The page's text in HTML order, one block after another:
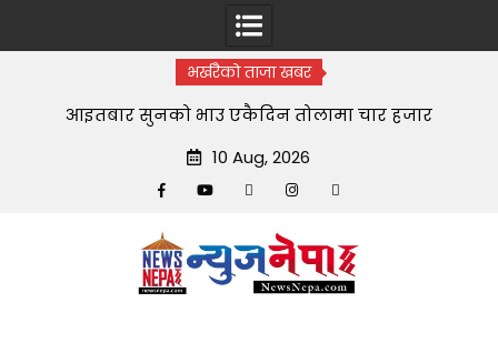
भर्खरैको ताजा खबर
आइतबार सुनको भाउ एकैदिन तोलामा चार हजार
10 Aug, 2026